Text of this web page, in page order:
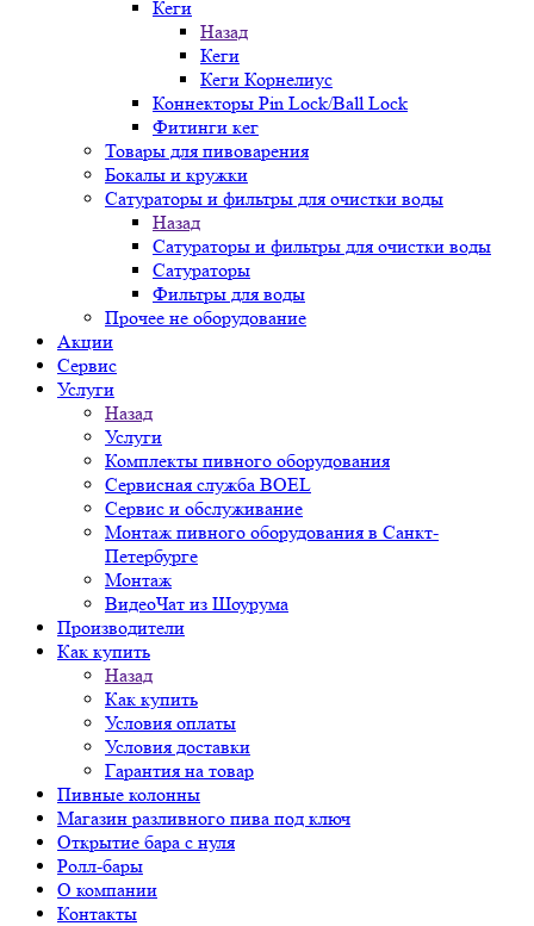
Кеги
Назад
Кеги
Кеги Корнелиус
Коннекторы Pin Lock/Ball Lock
Фитинги кег
Товары для пивоварения
Бокалы и кружки
Сатураторы и фильтры для очистки воды
Назад
Сатураторы и фильтры для очистки воды
Сатураторы
Фильтры для воды
Прочее не оборудование
Акции
Сервис
Услуги
Назад
Услуги
Комплекты пивного оборудования
Сервисная служба BOEL
Сервис и обслуживание
Монтаж пивного оборудования в Санкт-
Петербурге
Монтаж
ВидеоЧат из Шоурума
Производители
Как купить
Назад
Как купить
Условия оплаты
Условия доставки
Гарантия на товар
Пивные колонны
Магазин разливного пива под ключ
Открытие бара с нуля
Ролл-бары
О компании
Контакты